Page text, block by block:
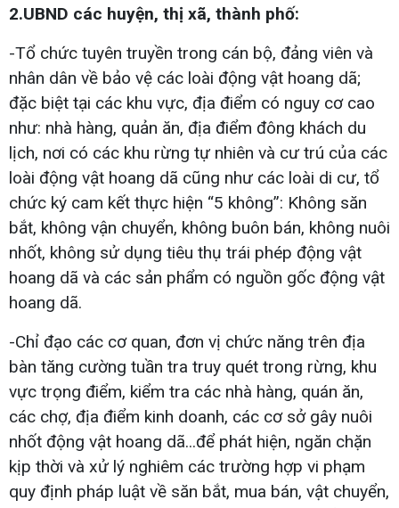
2.UBND các huyện, thị xã, thành phố:
-Tổ chức tuyên truyền trong cán bộ, đảng viên và
nhân dân về bảo vệ các loài động vật hoang dã;
đặc biệt tại các khu vực, địa điểm có nguy cơ cao
như: nhà hàng, quản ăn, địa điểm đông khách du
lịch, nơi có các khu rừng tự nhiên và cư trú của các
loài động vật hoang dã cũng như các loài di cư, tổ
chức ký cam kết thực hiện “5 không”: Không săn
bắt, không vận chuyển, không buôn bán, không nuôi
nhốt, không sử dụng tiêu thụ trái phép động vật
hoang dã và các sản phẩm có nguồn gốc động vật
hoang dã.
-Chỉ đạo các cơ quan, đơn vị chức năng trên địa
bàn tăng cường tuần tra truy quét trong rừng, khu
vực trọng điểm, kiểm tra các nhà hàng, quán ăn,
các chợ, địa điểm kinh doanh, các cơ sở gây nuôi
nhốt động vật hoang dã...để phát hiện, ngăn chặn
kịp thời và xử lý nghiêm các trường hợp vi phạm
quy định pháp luật về săn bắt, mua bán, vật chuyển,